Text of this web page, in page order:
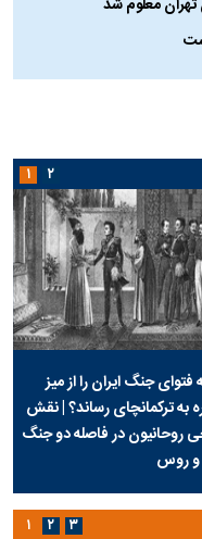
معلوم شد
فتوای جنگ ایران را از میز
به ترکمانچای رساند؟ | نقش
روحانیون در فاصله دو جنگ
و روس
۱ ۲
۱ ۲ ۳